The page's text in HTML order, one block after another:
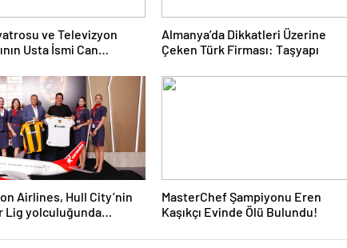
ve Televizyon
Usta İsmi Can
Almanya’da Dikkatleri Üzerine
Çeken Türk Firması: Taşyapı
Airlines, Hull City’nin
Lig yolculuğunda
MasterChef Şampiyonu Eren
Kaşıkçı Evinde Ölü Bulundu!